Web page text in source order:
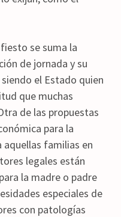
se suma la
de jornada y su
el Estado quien
que muchas
de las propuestas
para la
familias en
legales están
la madre o padre
especiales de
con patologías